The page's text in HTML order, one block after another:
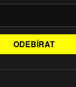
ODEBÍRAT